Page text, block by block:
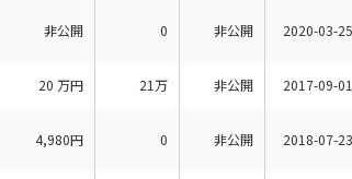
非公開 0 非公開 2020-03-25
20 万円 21万 非公開 2017-09-01
4,980円 0 非公開 2018-07-23